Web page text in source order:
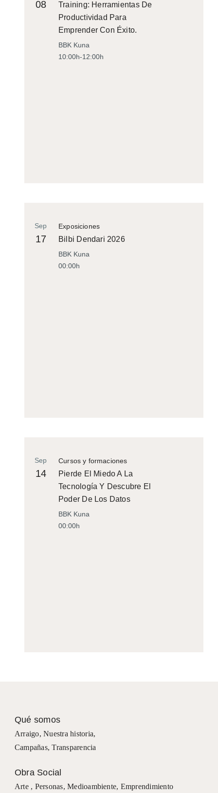
08
Training: Herramientas De
Productividad Para
Emprender Con Éxito.
BBK Kuna
10:00h-12:00h
Exposiciones
Sep
17 Bilbi Dendari 2026
BBK Kuna
00:00h
Cursos y formaciones
Sep
14
Pierde El Miedo A La
Tecnología Y Descubre El
Poder De Los Datos
BBK Kuna
00:00h
Qué somos
Arraigo,Nuestra historia,
Campañas, Transparencia
Obra Social
Arte , Personas,Medioambiente, Emprendimiento